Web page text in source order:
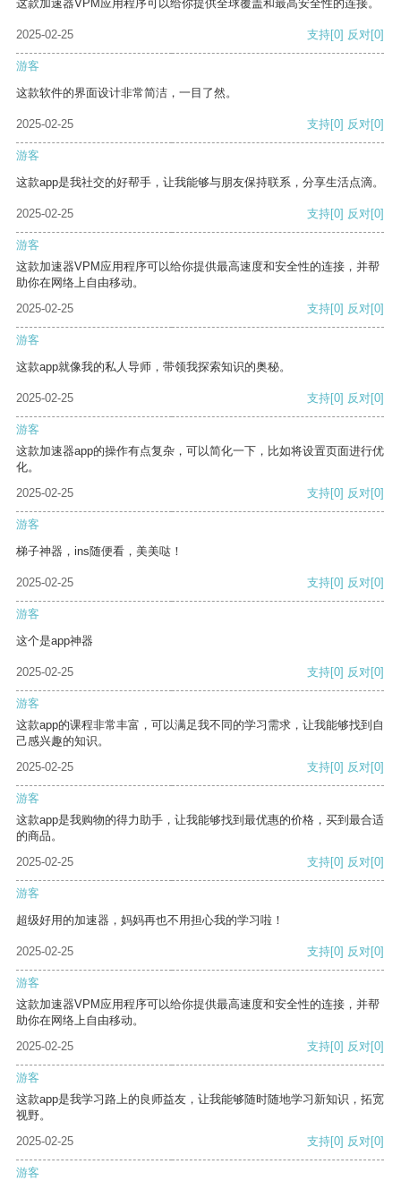
这款加速器VPM应用程序可以给你提供全球覆盖和最高安全性的连接。
2025-02-25 支持[0] 反对[0]
游客
这款软件的界面设计非常简洁，一目了然。
2025-02-25 支持[0] 反对[0]
游客
这款app是我社交的好帮手，让我能够与朋友保持联系，分享生活点滴。
2025-02-25 支持[0] 反对[0]
游客
这款加速器VPM应用程序可以给你提供最高速度和安全性的连接，并帮
助你在网络上自由移动。
2025-02-25
支持[0] 反对[0]
游客
这款app就像我的私人导师，带领我探索知识的奥秘。
2025-02-25 支持[0] 反对[0]
游客
这款加速器app的操作有点复杂，可以简化一下，比如将设置页面进行优
化。
2025-02-25
支持[0] 反对[0]
游客
梯子神器，ins随便看，美美哒！
2025-02-25 支持[0] 反对[0]
游客
这个是app神器
2025-02-25 支持[0] 反对[0]
游客
这款app的课程非常丰富，可以满足我不同的学习需求，让我能够找到自
己感兴趣的知识。
2025-02-25
支持[0] 反对[0]
游客
这款app是我购物的得力助手，让我能够找到最优惠的价格，买到最合适
的商品。
2025-02-25
支持[0] 反对[0]
游客
超级好用的加速器，妈妈再也不用担心我的学习啦！
2025-02-25 支持[0] 反对[0]
游客
这款加速器VPM应用程序可以给你提供最高速度和安全性的连接，并帮
助你在网络上自由移动。
2025-02-25
支持[0] 反对[0]
游客
这款app是我学习路上的良师益友，让我能够随时随地学习新知识，拓宽
视野。
2025-02-25
支持[0] 反对[0]
游客